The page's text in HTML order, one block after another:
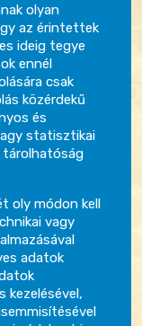
olyan
az érintettek
ideig tegye
ennél
csak
közérdekű
és
statisztikai
oly módon kell
vagy
adatok
kezelésével,